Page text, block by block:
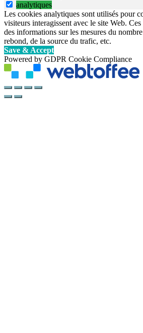
analytiques
Les cookies analytiques sont utilisés pour
visiteurs interagissent avec le site Web.
des informations sur les mesures du
rebond, de la source du trafic, etc.
Save & Accept
Powered by GDPR Cookie Compliance